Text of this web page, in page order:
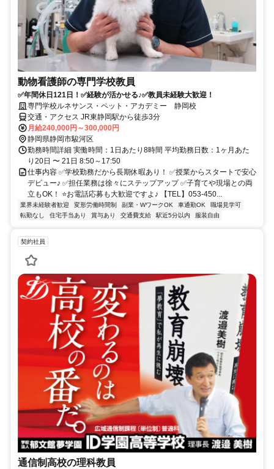
動物看護師の専門学校教員
✅年間休日121日！✅経験が活かせる♪✅教員未経験大歓迎！
専門学校ルネサンス・ペット・アカデミー 静岡校
交通・アクセス JR東静岡駅から徒歩3分
月給240,000円～300,000円
静岡県静岡市駿河区
勤務時間詳細 実働時間：1日あたり8時間 平均勤務日数：1ヶ月あた
り20日 〜 21日 8:50～17:50
仕事内容 ✅学校勤務だから長期休暇あり！ ✅授業からスタートで安心
デビュー♪ ✅担任業務は徐々にステップアップ ✅子育てや現場との両
立もOK！ ⭐お電話応募も大歓迎ですよ♪ 【TEL】053-450...
業界未経験者歓迎 変形労働時間制 副業・WワークOK 車通勤OK
職場見学可
転勤なし
住宅手当あり 賞与あり 交通費支給 駅近5分以内 服装自由
契約社員
通信制高校の理科教員